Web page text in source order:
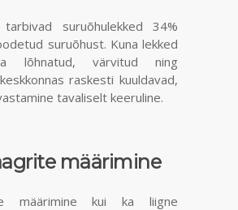
tarbivad suruõhulekked 34%
suruõhust. Kuna lekked
lõhnatud, värvitud ning
raskesti kuuldavad,
tavaliselt keeruline.
määrimine
määrimine kui ka liigne